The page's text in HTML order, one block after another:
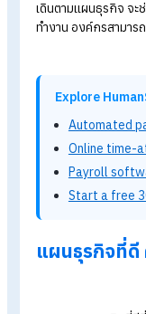
SWOT
แผนธุรกิ
แผนธุรกิจ
กิจการหรือธุรกิ
เพื่อช่วยให้ผู้ประ
วางแผนที่มีความส
เดินตามแผนธุรกิจ
ทำงาน องค์กรส